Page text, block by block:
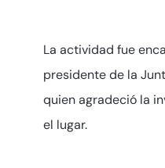
La actividad fue
presidente de la
quien agradeció la
el lugar.